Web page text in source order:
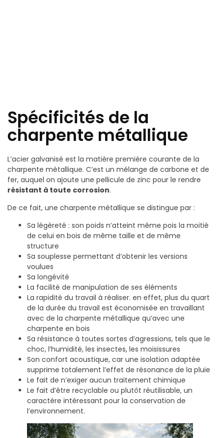
Spécificités de la
charpente métallique
L’acier galvanisé est la matière première courante de la
charpente métallique. C’est un mélange de carbone et de
fer, auquel on ajoute une pellicule de zinc pour le rendre
résistant à toute corrosion.
De ce fait, une charpente métallique se distingue par :
Sa légèreté : son poids n’atteint même pois la moitié
de celui en bois de même taille et de même
structure
Sa souplesse permettant d’obtenir les versions
voulues
Sa longévité
La facilité de manipulation de ses éléments
La rapidité du travail à réaliser. en effet, plus du quart
de la durée du travail est économisée en travaillant
avec de la charpente métallique qu’avec une
charpente en bois
Sa résistance à toutes sortes d’agressions, tels que le
choc, l’humidité, les insectes, les moisissures
Son confort acoustique, car une isolation adaptée
supprime totalement l’effet de résonance de la pluie
Le fait de n’exiger aucun traitement chimique
Le fait d’être recyclable ou plutôt réutilisable, un
caractère intéressant pour la conservation de
l’environnement.